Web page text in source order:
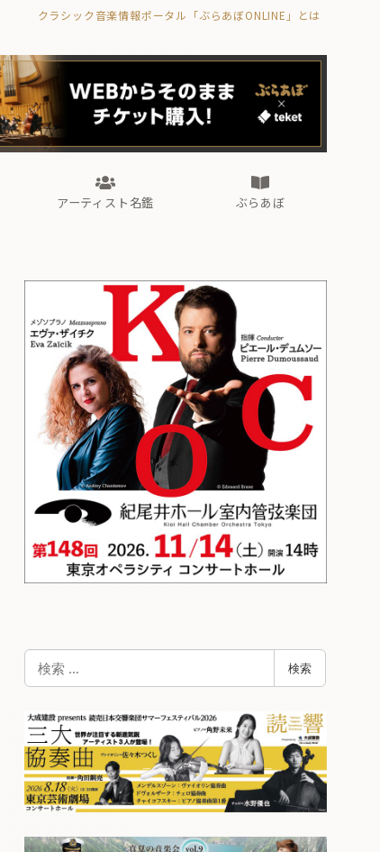
クラシック音楽情報ポータル「ぶらあぼONLINE」とは
ぶらあぼブラス！
フォルテピアノ・オデッセイ
アーティスト名鑑 ぶらあぼ
ぶらあぼブラス！
フォルテピアノ・オデッセイ
検
索
検索